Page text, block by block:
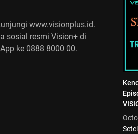
www.visionplus.id.
sosial resmi Vision+ di
ke 0888 8000 00.